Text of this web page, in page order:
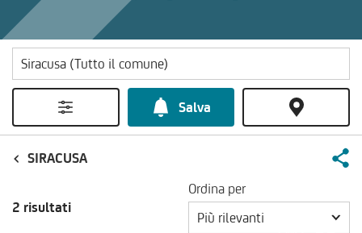
Salva
SIRACUSA
2 risultati
Ordina per
Più rilevanti